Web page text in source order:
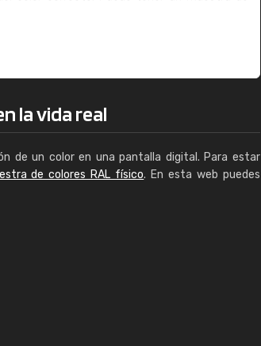
la vida real
de un color en una pantalla digital. Para estar
de colores RAL físico. En esta web puedes